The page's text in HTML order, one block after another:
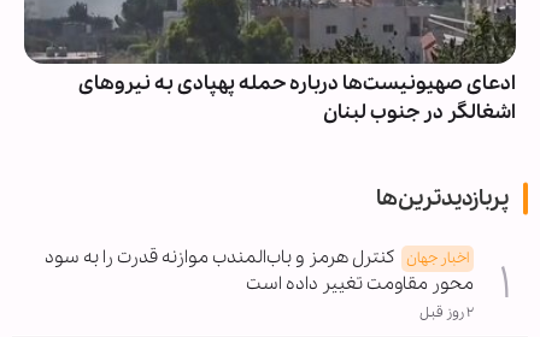
ادعای صهیونیست‌ها درباره حمله پهپادی به نیروهای
اشغالگر در جنوب لبنان
پربازدیدترین‌ها
اخبار جهان کنترل هرمز و باب‌المندب موازنه قدرت را به سود
محور مقاومت تغییر داده است
۲ روز قبل